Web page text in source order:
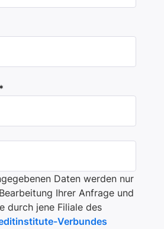
Daten werden nur
Ihrer Anfrage und
durch jene Filiale des
Verbundes